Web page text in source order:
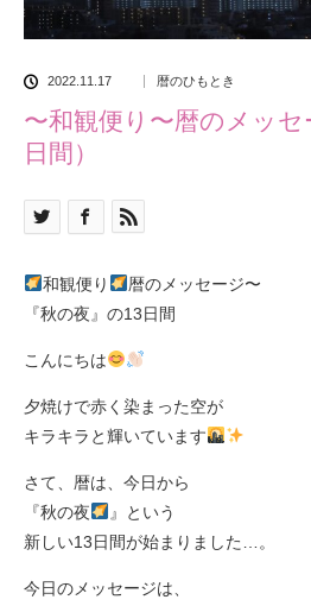
2022.11.17 暦のひもとき
〜和観便り〜暦のメッ
日間）
和観便り
暦のメッセージ〜
『秋の夜』の13日間
こんにちは
夕焼けで赤く染まった空が
キラキラと輝いています
さて、暦は、今日から
『秋の夜
』という
新しい13日間が始まりました…。
今日のメッセージは、